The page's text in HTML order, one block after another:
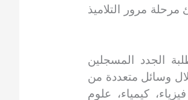
مرحلة مرور التلاميذ
للجامعة لثلث (حوالي 34%) الطلبة الجدد المسجلين
وسائل متعددة من
كيمياء، علوم